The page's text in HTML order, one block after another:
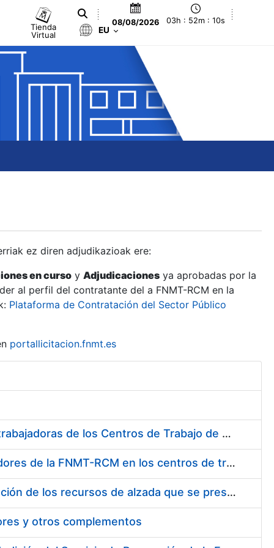
Tienda
Virtual
08/08/2026 03h : 52m : 11s
EU
ez diren adjudikazioak ere:
en curso y Adjudicaciones ya aprobadas por la
al perfil del contratante del a FNMT-RCM en la
Plataforma de Contratación del Sector Público
portallicitacion.fnmt.es
Suministro de Protectores Auditivos a medida para las personas trabajadoras de los Centros de Trabajo de Madrid y Burgos
Suministro de gafas graduadas antiproyecciones para los trabajadores de la FNMT-RCM en los centros de trabajo de Madrid y Burgos
Servicios de una empresa externa para el asesoramiento y resolución de los recursos de alzada que se presentan relacionados con procesos de selección para la FNMT-RCM
y otros complementos